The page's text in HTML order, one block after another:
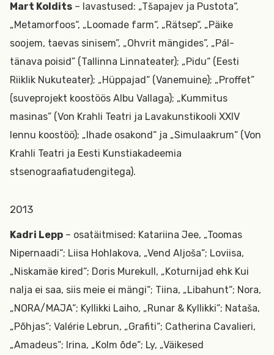
Mart Koldits – lavastused: „Tšapajev ja Pustota“,
„Metamorfoos“, „Loomade farm“, „Rätsep“, „Päike
soojem, taevas sinisem”, „Ohvrit mängides”, „Pál-
tänava poisid” (Tallinna Linnateater); „Pidu“ (Eesti
Riiklik Nukuteater); „Hüppajad“ (Vanemuine); „Proffet”
(suveprojekt koostöös Albu Vallaga); „Kummitus
masinas” (Von Krahli Teatri ja Lavakunstikooli XXIV
lennu koostöö); „Ihade osakond“ ja „Simulaakrum“ (Von
Krahli Teatri ja Eesti Kunstiakadeemia
stsenograafiatudengitega).
2013
Kadri Lepp – osatäitmised: Katariina Jee, „Toomas
Nipernaadi“; Liisa Hohlakova, „Vend Aljoša“; Loviisa,
„Niskamäe kired“; Doris Murekull, „Koturnijad ehk Kui
nalja ei saa, siis meie ei mängi“; Tiina, „Libahunt“; Nora,
„NORA/MAJA“; Kyllikki Laiho, „Runar & Kyllikki“; Nataša,
„Põhjas“; Valérie Lebrun, „Grafiti“; Catherina Cavalieri,
„Amadeus“; Irina, „Kolm õde“; Ly, „Väikesed